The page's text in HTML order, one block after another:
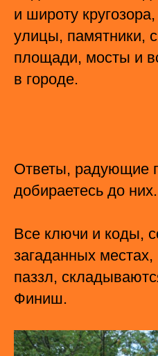
и широту
улицы, памятники,
площади, мосты и
в городе.
Ответы, радующие
добираетесь до них.
Все ключи и коды,
загаданных местах,
паззл,
Финиш.